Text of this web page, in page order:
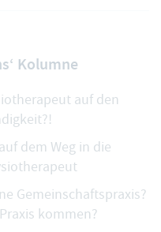
Kolumne
auf den
dem Weg in die
Gemeinschaftspraxis?
kommen?